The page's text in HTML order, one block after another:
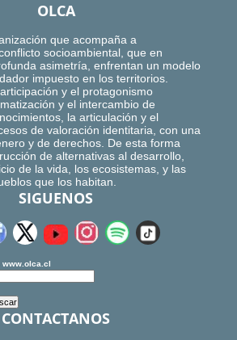
OLCA
que acompaña a
socioambiental, que en
asimetría, enfrentan un modelo
impuesto en los territorios.
y el protagonismo
y el intercambio de
la articulación y el
de valoración identitaria, con una
y de derechos. De esta forma
de alternativas al desarrollo,
de la vida, los ecosistemas, y las
que los habitan.
SIGUENOS
www.olca.cl
CONTACTANOS